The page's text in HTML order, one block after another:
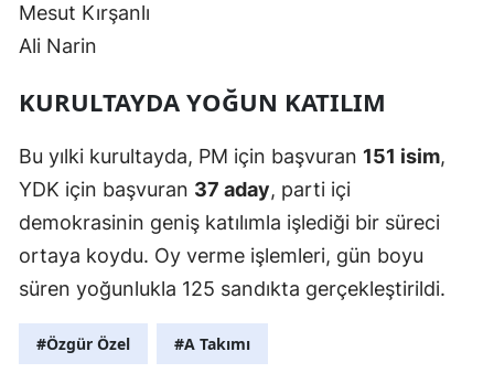
Mesut Kırşanlı
Ali Narin
KURULTAYDA YOĞUN KATILIM
Bu yılki kurultayda, PM için başvuran 151 isim,
YDK için başvuran 37 aday, parti içi
demokrasinin geniş katılımla işlediği bir süreci
ortaya koydu. Oy verme işlemleri, gün boyu
süren yoğunlukla 125 sandıkta gerçekleştirildi.
#Özgür Özel #A Takımı